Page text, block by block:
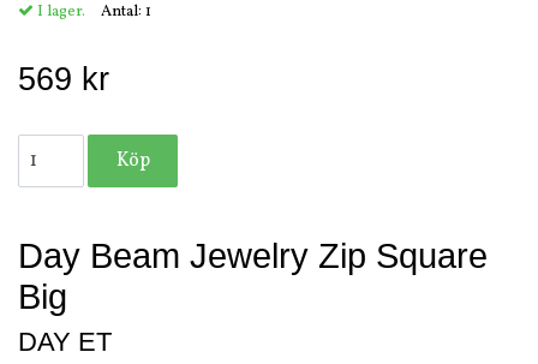
I lager. Antal: 1
569 kr
Day Beam Jewelry Zip Square
Big
DAY ET